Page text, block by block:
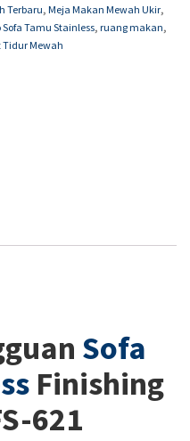
Terbaru, Meja Makan Mewah Ukir,
Sofa Tamu Stainless, ruang makan,
Tidur Mewah
Sofa
Finishing
621